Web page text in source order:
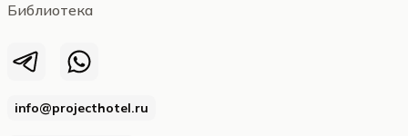
info@projecthotel.ru
Библиотека